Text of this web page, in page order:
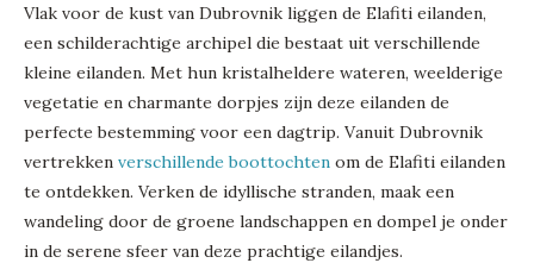
Vlak voor de kust van Dubrovnik liggen de Elafiti eilanden,
een schilderachtige archipel die bestaat uit verschillende
kleine eilanden. Met hun kristalheldere wateren, weelderige
vegetatie en charmante dorpjes zijn deze eilanden de
perfecte bestemming voor een dagtrip. Vanuit Dubrovnik
vertrekken verschillende boottochten om de Elafiti eilanden
te ontdekken. Verken de idyllische stranden, maak een
wandeling door de groene landschappen en dompel je onder
in de serene sfeer van deze prachtige eilandjes.